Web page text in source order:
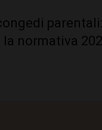
normativa